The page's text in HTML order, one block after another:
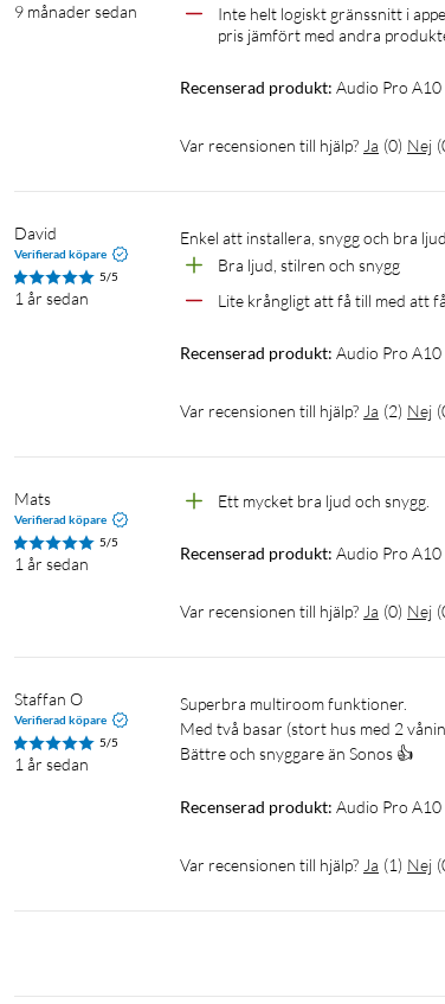
9 månader sedan
Inte helt logiskt gränssnitt i
pris jämfört med andra
Recenserad produkt: Audio Pro
Var recensionen till hjälp? Ja (0) Nej (
David
Verifierad köpare
5/5
1 år sedan
Enkel att installera, snygg och bra
Bra ljud, stilren och snygg
Lite krångligt att få till med att
Recenserad produkt: Audio Pro
Var recensionen till hjälp? Ja (2) Nej (
Mats
Verifierad köpare
5/5
1 år sedan
Ett mycket bra ljud och snygg.
Recenserad produkt: Audio Pro
Var recensionen till hjälp? Ja (0) Nej (
Staffan O
Verifierad köpare
5/5
1 år sedan
Superbra multiroom funktioner.
Med två basar (stort hus med 2
Bättre och snyggare än Sonos 👍
Recenserad produkt: Audio Pro
Var recensionen till hjälp? Ja (1) Nej (